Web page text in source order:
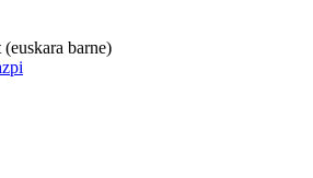
barne)